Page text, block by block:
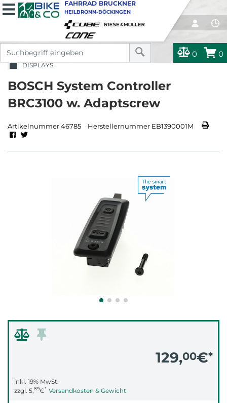
0 0
FAHRRAD BRUCKNER
HEILBRONN-BÖCKINGEN
DISPLAYS
BOSCH System Controller
BRC3100 w. Adaptscrew
Artikelnummer 46785 Herstellernummer EB1390001M
129,00€*
inkl. 19% MwSt.
zzgl. 5,89€* Versandkosten & Gewicht